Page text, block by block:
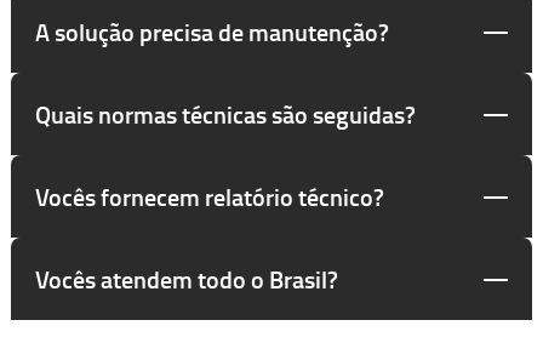
A solução precisa de manutenção?
Quais normas técnicas são seguidas?
Vocês fornecem relatório técnico?
Vocês atendem todo o Brasil?